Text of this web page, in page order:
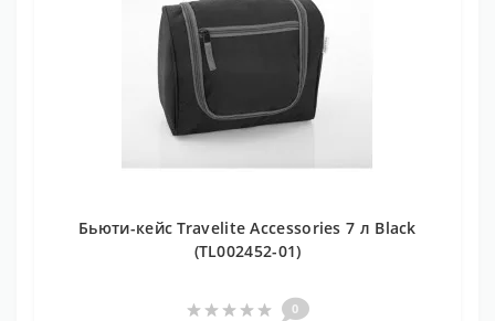
Бьюти-кейс Travelite Accessories 7 л Black
(TL002452-01)
0